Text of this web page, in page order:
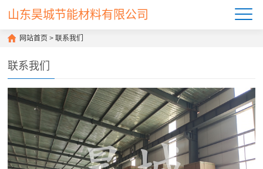
山东昊城节能材料有限公司
网站首页 >联系我们
联系我们